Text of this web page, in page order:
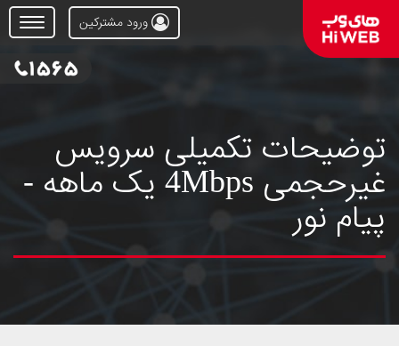
Open
Menu
ورود مشترکین
توضیحات تکمیلی سرویس
غیرحجمی 4Mbps یک ماهه -
پیام نور